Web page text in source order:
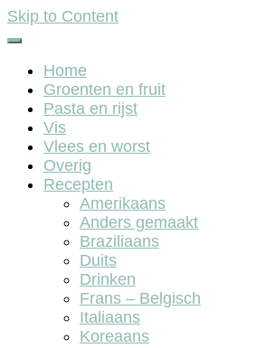
Skip to Content
Home
Groenten en fruit
Pasta en rijst
Vis
Vlees en worst
Overig
Recepten
Amerikaans
Anders gemaakt
Braziliaans
Duits
Drinken
Frans – Belgisch
Italiaans
Koreaans